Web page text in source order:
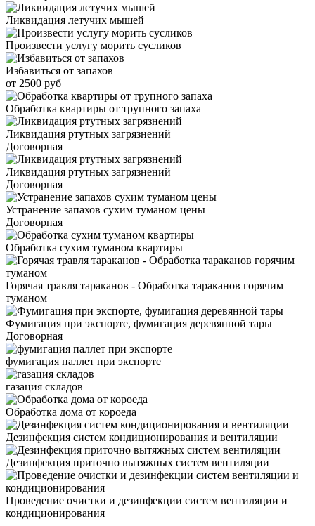
Ликвидация летучих мышей
Произвести услугу морить сусликов
Избавиться от запахов
от 2500 руб
Обработка квартиры от трупного запаха
Ликвидация ртутных загрязнений
Договорная
Ликвидация ртутных загрязнений
Договорная
Устранение запахов сухим туманом цены
Договорная
Обработка сухим туманом квартиры
Горячая травля тараканов - Обработка тараканов горячим
туманом
Фумигация при экспорте, фумигация деревянной тары
Договорная
фумигация паллет при экспорте
газация складов
Обработка дома от короеда
Дезинфекция систем кондиционирования и вентиляции
Дезинфекция приточно вытяжных систем вентиляции
Проведение очистки и дезинфекции систем вентиляции и
кондиционирования